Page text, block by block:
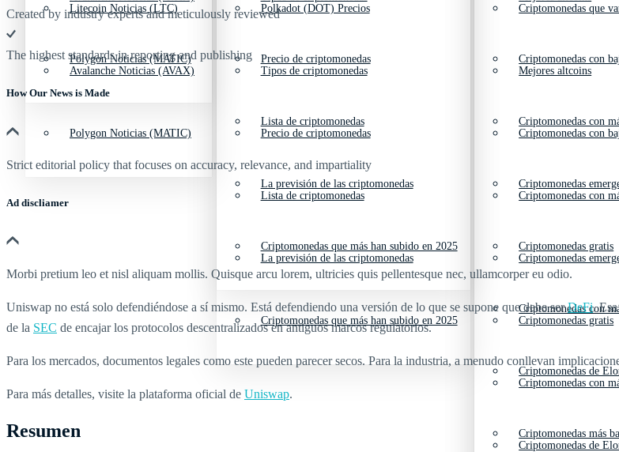
Polygon Noticias (MATIC) Precio de criptomonedas
Lista de criptomonedas
La previsión de las criptomonedas
Criptomonedas que más han subido en 2025
Criptomonedas con
Criptomonedas con
Criptomonedas
Criptomonedas gratis
Criptomonedas con
Criptomonedas de
Criptomonedas más
Litecoin Noticias (LTC)
Avalanche Noticias (AVAX)
Polygon Noticias (MATIC)
Polkadot (DOT) Precios
Tipos de criptomonedas
Precio de criptomonedas
Lista de criptomonedas
La previsión de las criptomonedas
Criptomonedas que más han subido en 2025
Criptomonedas que
Mejores altcoins
Criptomonedas con
Criptomonedas con
Criptomonedas
Criptomonedas gratis
Criptomonedas con
Criptomonedas de
Created by industry experts and meticulously reviewed
The highest standards in reporting and publishing
How Our News is Made
Strict editorial policy that focuses on accuracy, relevance, and impartiality
Ad discliamer
Morbi pretium leo et nisl aliquam mollis. Quisque arcu lorem, ultricies quis pellentesque nec, ullamcorper eu odio.
Uniswap no está solo defendiéndose a sí mismo. Está defendiendo una versión de lo que se supone que debe serDeFi.
de la SEC de encajar los protocolos descentralizados en antiguos marcos regulatorios.
Para los mercados, documentos legales como este pueden parecer secos. Para la industria, a menudo conllevan
Para más detalles, visite la plataforma oficial de Uniswap.
Resumen